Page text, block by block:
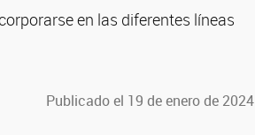
en las diferentes líneas
Publicado el 19 de enero de 2024